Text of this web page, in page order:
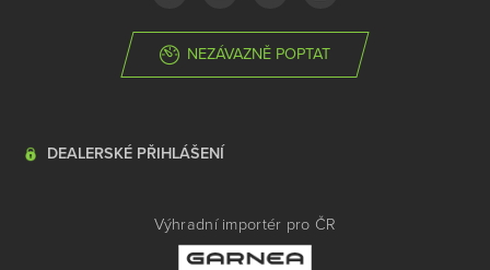
NEZÁVAZNĚ POPTAT
DEALERSKÉ PŘIHLÁŠENÍ
Výhradní importér pro ČR